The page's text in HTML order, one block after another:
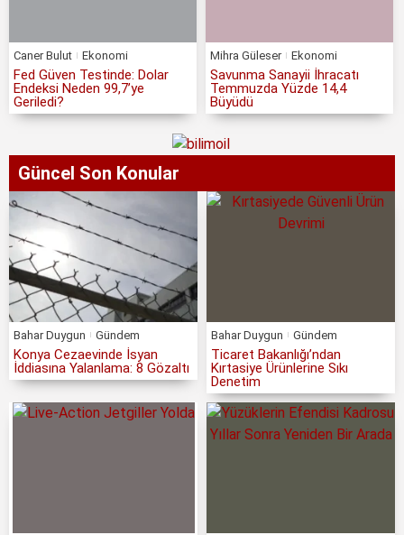
Caner Bulut Ekonomi
Fed Güven Testinde: Dolar
Endeksi Neden 99,7’ye
Geriledi?
Mihra Güleser Ekonomi
Savunma Sanayii İhracatı
Temmuzda Yüzde 14,4
Büyüdü
Güncel Son Konular
Bahar Duygun Gündem
Konya Cezaevinde İsyan
İddiasına Yalanlama: 8 Gözaltı
Bahar Duygun Gündem
Ticaret Bakanlığı’ndan
Kırtasiye Ürünlerine Sıkı
Denetim